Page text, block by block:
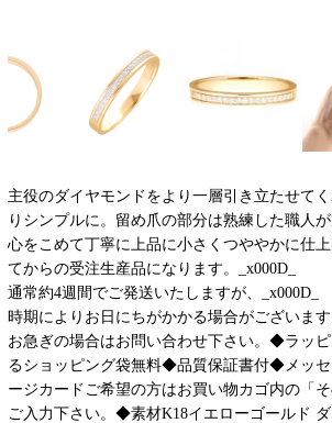
主役のダイヤモンドをより一層引き立たせて
りシンプルに。留め爪の部分は熟練した職人
心をこめて丁寧に上品に小さくつややかに仕
てからの受注生産品になります。_x000D_
通常約4週間でご発送いたしますが、_x000D_
時期によりお日にちがかかる場合がございます
お急ぎの場合はお問い合わせ下さい。◆ラッ
るショッピング袋無料◆品質保証書付◆メッ
ージカードご希望の方はお買い物カゴ内の「
ご入力下さい。◆素材K18イエローゴールド ダ